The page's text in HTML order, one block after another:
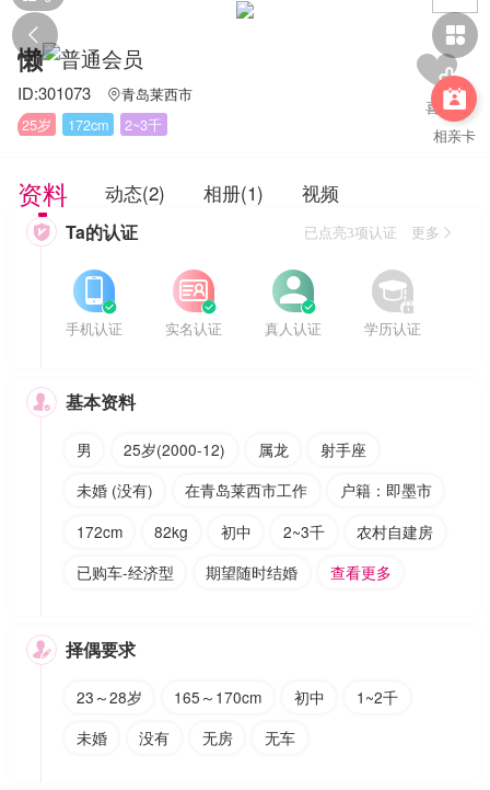
 

相亲卡
懒
ID:301073 青岛莱西市
25岁
172cm 2~3千
资料 动态(2) 相册(1) 视频
 Ta的认证 已点亮3项认证 更多


手机认证


实名认证


真人认证


学历认证
 基本资料
男 25岁(2000-12) 属龙
射手座
未婚 (没有)
在青岛莱西市工作
户籍：即墨市
172cm
82kg 初中 2~3千
农村自建房
已购车-经济型
期望随时结婚 查看更多
 择偶要求
23～28岁 165～170cm 初中
1~2千
未婚
没有 无房 无车